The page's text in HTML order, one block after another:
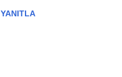
YANITLA